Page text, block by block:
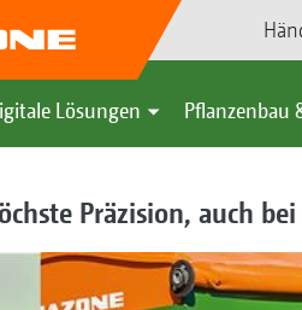
Lösungen Pflanzenbau
Präzision, auch